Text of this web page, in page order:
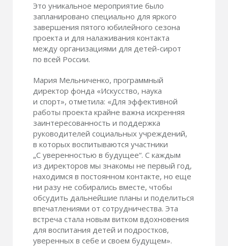
Это уникальное мероприятие было
запланировано специально для яркого
завершения пятого юбилейного сезона
проекта и для налаживания контакта
между организациями для детей-сирот
по всей России.
Мария Мельниченко, программный
директор фонда «Искусство, наука
и спорт», отметила: «Для эффективной
работы проекта крайне важна искренняя
заинтересованность и поддержка
руководителей социальных учреждений,
в которых воспитываются участники
„С уверенностью в будущее“. С каждым
из директоров мы знакомы не первый год,
находимся в постоянном контакте, но еще
ни разу не собирались вместе, чтобы
обсудить дальнейшие планы и поделиться
впечатлениями от сотрудничества. Эта
встреча стала новым витком вдохновения
для воспитания детей и подростков,
уверенных в себе и своем будущем».